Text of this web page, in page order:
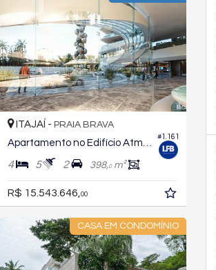
#1.161
ITAJAÍ - PRAIA BRAVA
Apartamento no Edifício Atmosphere Home Spa
4 5 2 398,0m²
R$ 15.543.646, 00
CASA EM CONDOMÍNIO